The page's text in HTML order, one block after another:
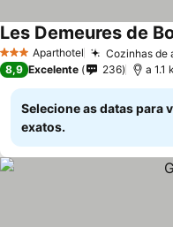
3 EstrelasAparthotel Cozinhas de
Les Demeures de
8,9 Excelente 236 a 1.1
Selecione as datas para
exatos.